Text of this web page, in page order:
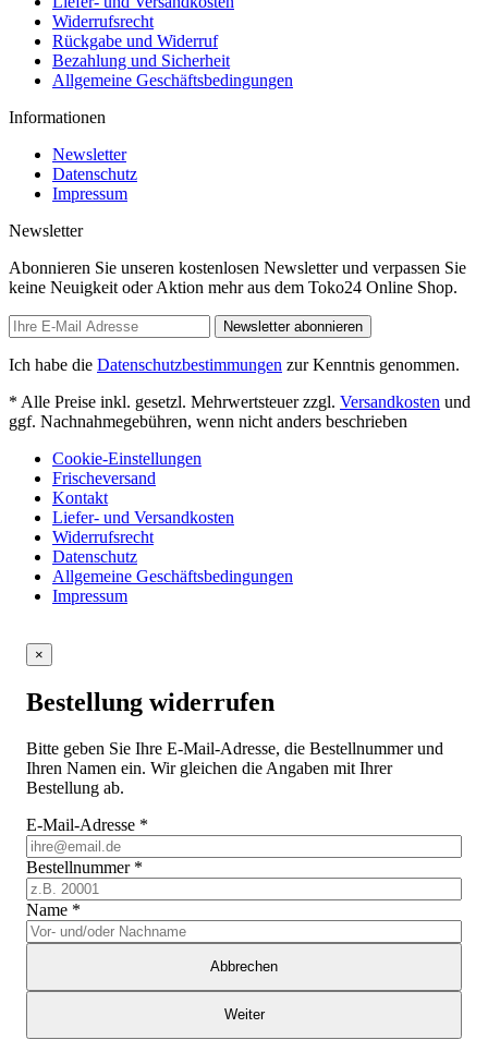
Widerrufsrecht
Rückgabe und Widerruf
Bezahlung und Sicherheit
Allgemeine Geschäftsbedingungen
Informationen
Newsletter
Datenschutz
Impressum
Newsletter
Abonnieren Sie unseren kostenlosen Newsletter und verpassen Sie
keine Neuigkeit oder Aktion mehr aus dem Toko24 Online Shop.
Newsletter abonnieren
Ich habe die Datenschutzbestimmungen zur Kenntnis genommen.
* Alle Preise inkl. gesetzl. Mehrwertsteuer zzgl. Versandkosten und
ggf. Nachnahmegebühren, wenn nicht anders beschrieben
Cookie-Einstellungen
Frischeversand
Kontakt
Liefer- und Versandkosten
Widerrufsrecht
Datenschutz
Allgemeine Geschäftsbedingungen
Impressum
×
Bestellung widerrufen
Bitte geben Sie Ihre E-Mail-Adresse, die Bestellnummer und
Ihren Namen ein. Wir gleichen die Angaben mit Ihrer
Bestellung ab.
E-Mail-Adresse *
Bestellnummer *
Name *
Abbrechen
Weiter